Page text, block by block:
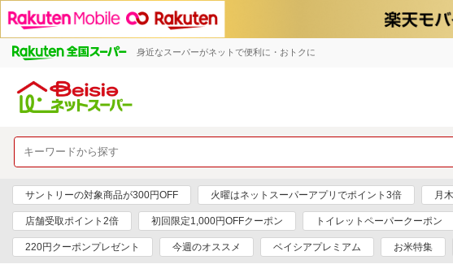
身近なスーパーがネットで便利に・おトクに
サントリーの対象商品が300円OFF 火曜はネットスーパーアプリでポイント3倍 月
店舗受取ポイント2倍 初回限定1,000円OFFクーポン トイレットペーパークーポン
220円クーポンプレゼント 今週のオススメ ベイシアプレミアム お米特集